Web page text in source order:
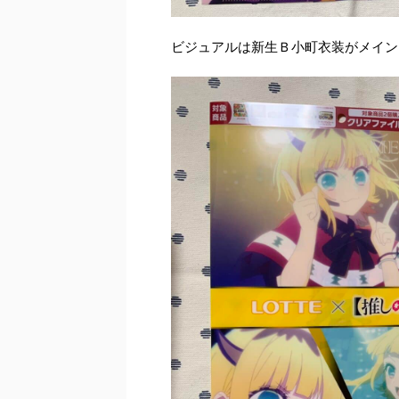
ビジュアルは新生Ｂ小町衣装がメイ